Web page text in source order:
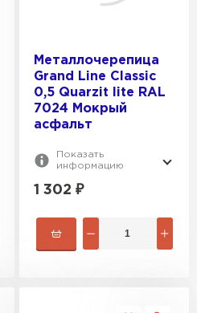
Металлочерепица
Grand Line Classic
0,5 Quarzit lite RAL
7024 Мокрый
асфальт
Показать
информацию
1 302 ₽